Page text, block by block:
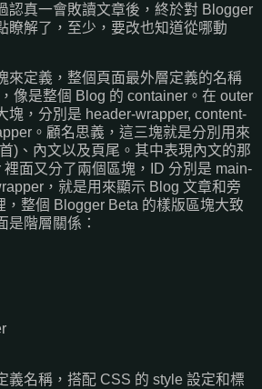
認真一會敗讀文章後，終於對 Blogger
瞭解了，至少，要改也知道從哪動
來定義，整個頁面最外層定義的名稱
像是整個 Blog 的 container。在 outer
塊，分別是 header-wrapper, content-
。顧名思義，這三塊就是分別用來
)、內文以及頁尾。其中表現內文的那
面又分了兩個區塊，ID 分別是 main-
，就是用來顯示 Blog 文章和旁
，整個 Blogger Beta 的樣版區塊大致
是階層關係：
義名稱，搭配 CSS 的 style 設定和標